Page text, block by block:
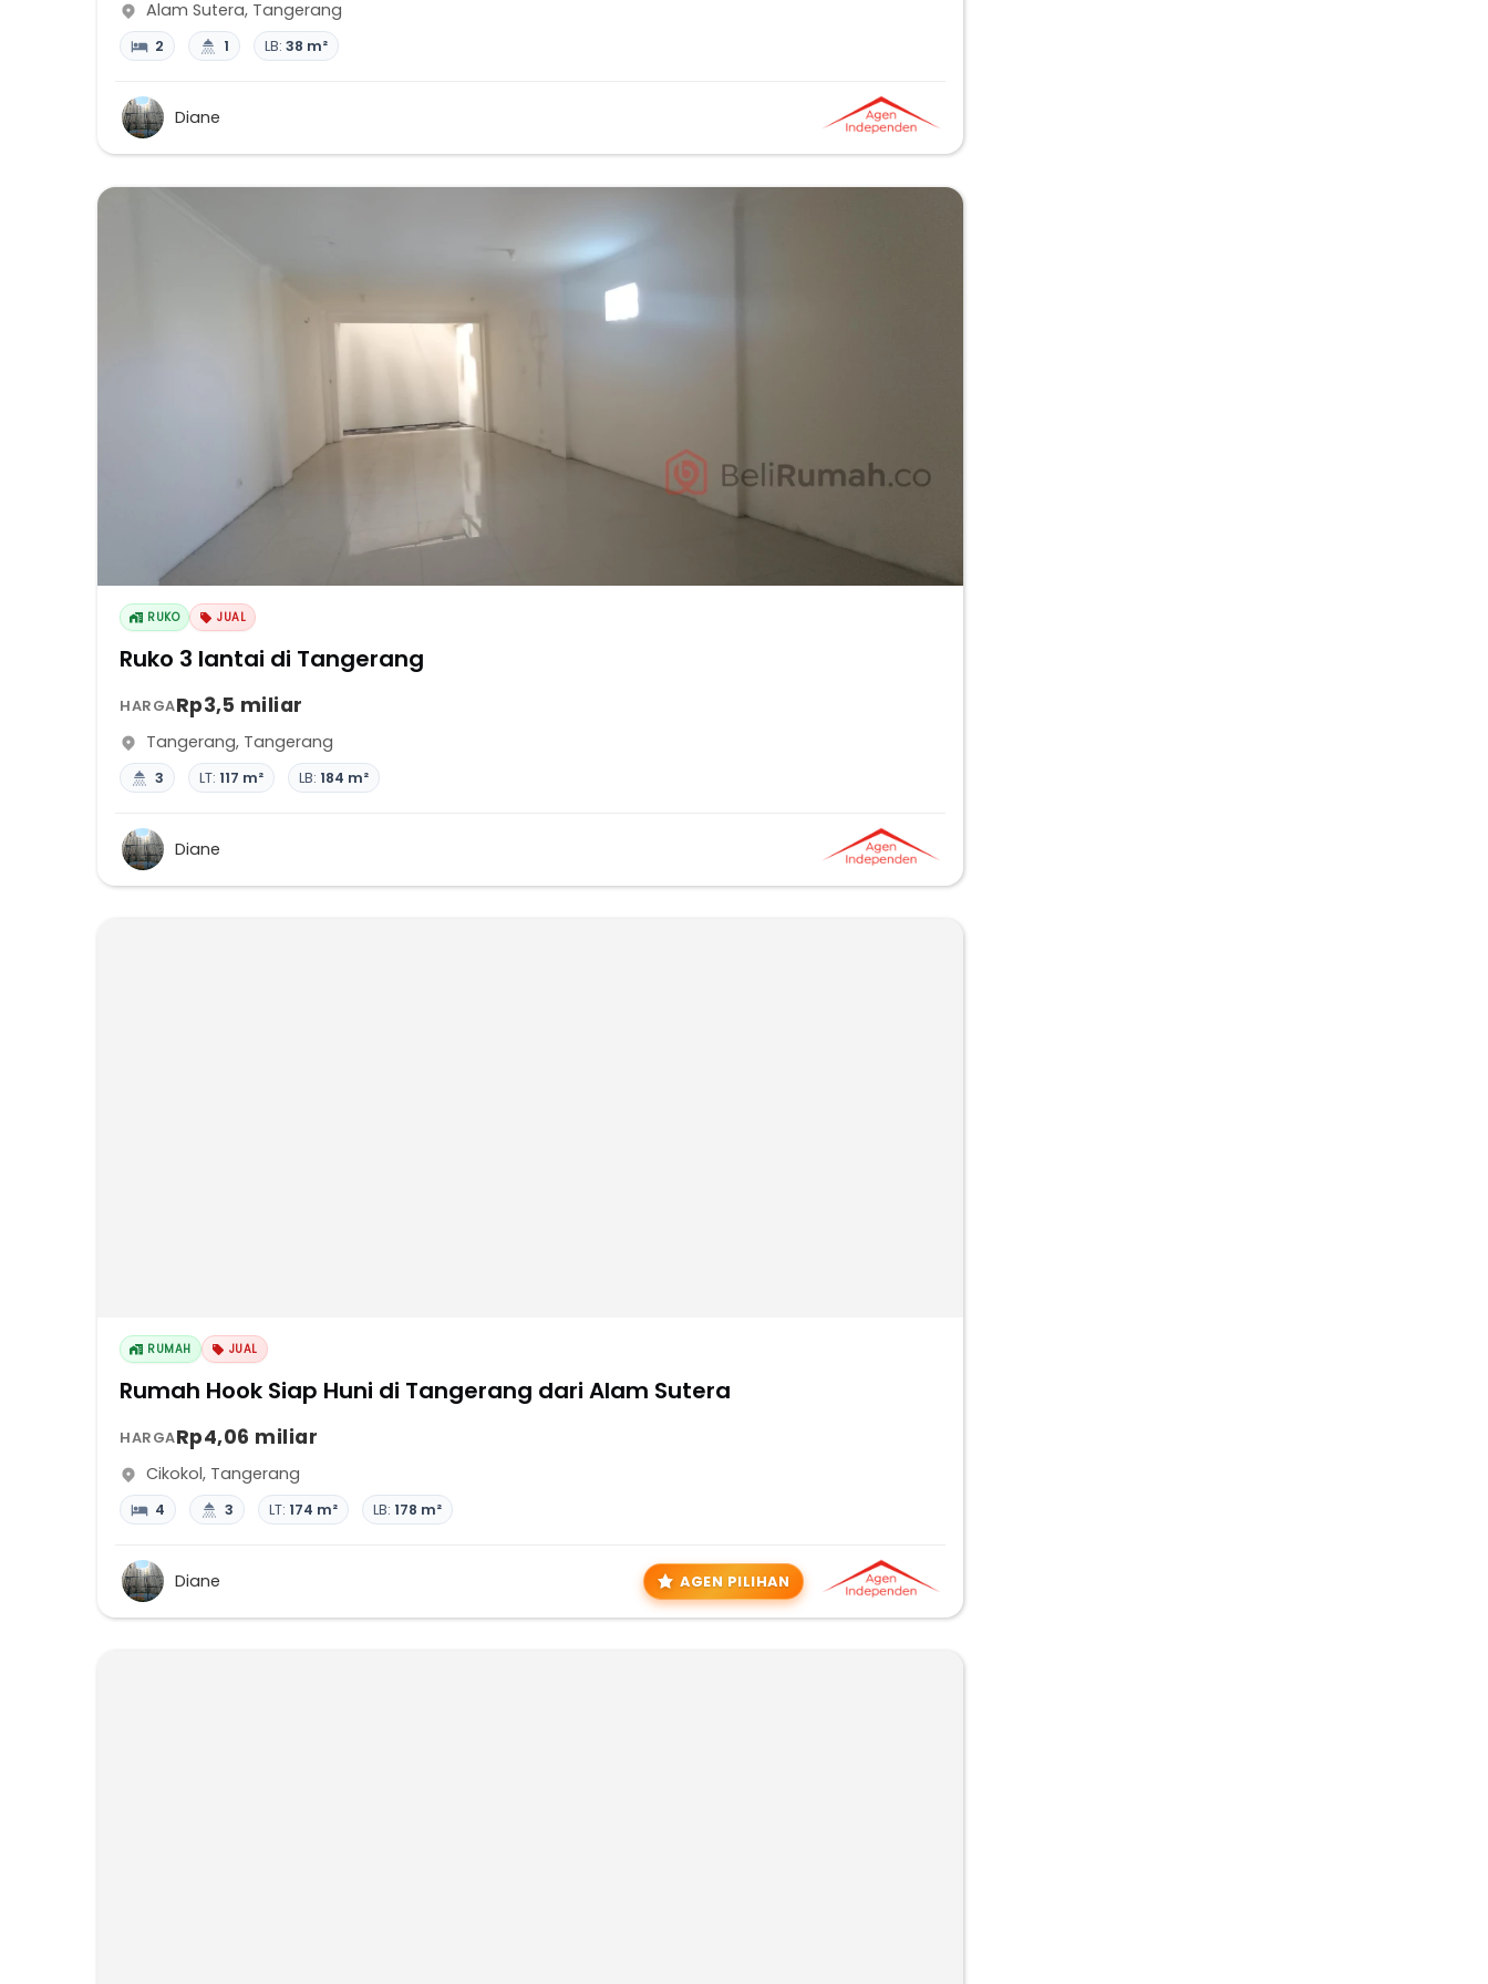
Alam Sutera, Tangerang
2 1 LB: 38 m²
Diane
RUKO JUAL
Ruko 3 lantai di Tangerang
HARGARp3,5 miliar
Tangerang, Tangerang
3 LT: 117 m² LB: 184 m²
Diane
RUMAH JUAL
Rumah Hook Siap Huni di Tangerang dari Alam Sutera
HARGARp4,06 miliar
Cikokol, Tangerang
4 3 LT: 174 m² LB: 178 m²
Diane AGEN PILIHAN